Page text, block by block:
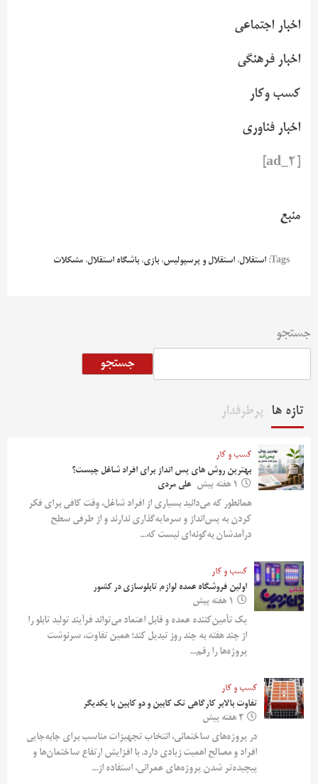
اخبار اجتماعی
اخبار فرهنگی
کسب وکار
اخبار فناوری
منبع
Tags: استقلال، استقلال و پرسپولیس، بازی، باشگاه استقلال، مشکلات
جستجو
جستجو
تازه ها پرطرفدار
کسب و کار
بهترین روش‌ های پس‌ انداز برای افراد شاغل چیست؟
1 هفته پیش
علی مردی
همانطور که می‌دانید بسیاری از افراد شاغل، وقت کافی برای فکر
کردن به پس‌انداز و سرمایه‌گذاری ندارند و از طرفی سطح
درآمدشان به‌گونه‌ای نیست که...
کسب و کار
اولین فروشگاه عمده لوازم تابلوسازی در کشور
1 هفته پیش
یک تأمین‌کننده عمده و قابل اعتماد می‌تواند فرآیند تولید تابلو را
از چند هفته به چند روز تبدیل کند؛ همین تفاوت، سرنوشت
پروژه‌ها را رقم...
کسب و کار
تفاوت بالابر کارگاهی تک کابین و دو کابین با یکدیگر
2 هفته پیش
در پروژه‌های ساختمانی، انتخاب تجهیزات مناسب برای جابه‌جایی
افراد و مصالح اهمیت زیادی دارد. با افزایش ارتفاع ساختمان‌ها و
پیچیده‌تر شدن پروژه‌های عمرانی، استفاده از...